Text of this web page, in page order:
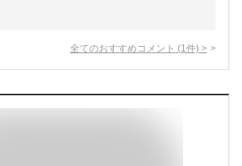
全てのおすすめコメント (1 件) >